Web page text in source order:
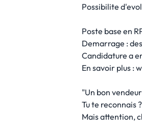
Possibilite
Poste base en
Demarrage :
Candidature a
En savoir plus :
"Un bon
Tu te reconnais
Mais attention,